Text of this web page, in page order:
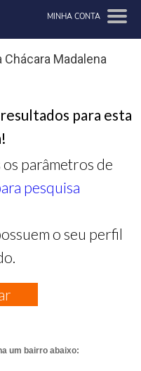
MINHA CONTA
Madalena
para esta
parâmetros de
pesquisa
o seu perfil
um bairro abaixo: